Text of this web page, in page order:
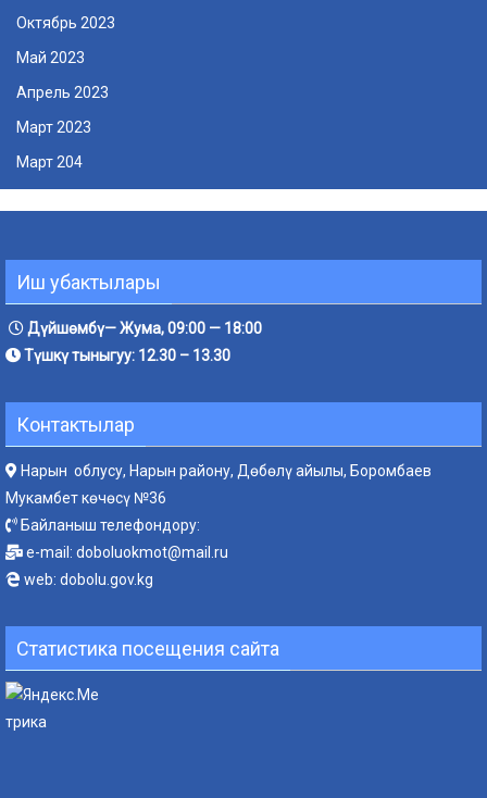
Октябрь 2023
Май 2023
Апрель 2023
Март 2023
Март 204
Иш убактылары
Дүйшөмбү— Жума, 09:00 — 18:00
Түшкү тыныгуу: 12.30 – 13.30
Контактылар
Нарын облусу, Нарын району, Дөбөлү айылы, Боромбаев
Мукамбет көчөсү №36
Байланыш телефондору:
e-mail: doboluokmot@mail.ru
web: dobolu.gov.kg
Статистика посещения сайта